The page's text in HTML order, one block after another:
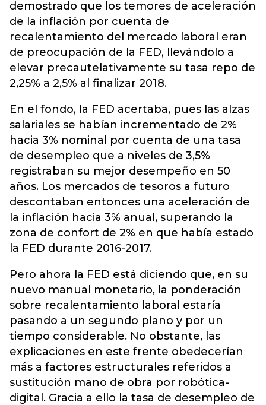
demostrado que los temores de aceleración
de la inflación por cuenta de
recalentamiento del mercado laboral eran
de preocupación de la FED, llevándolo a
elevar precautelativamente su tasa repo de
2,25% a 2,5% al finalizar 2018.
En el fondo, la FED acertaba, pues las alzas
salariales se habían incrementado de 2%
hacia 3% nominal por cuenta de una tasa
de desempleo que a niveles de 3,5%
registraban su mejor desempeño en 50
años. Los mercados de tesoros a futuro
descontaban entonces una aceleración de
la inflación hacia 3% anual, superando la
zona de confort de 2% en que había estado
la FED durante 2016-2017.
Pero ahora la FED está diciendo que, en su
nuevo manual monetario, la ponderación
sobre recalentamiento laboral estaría
pasando a un segundo plano y por un
tiempo considerable. No obstante, las
explicaciones en este frente obedecerían
más a factores estructurales referidos a
sustitución mano de obra por robótica-
digital. Gracia a ello la tasa de desempleo de